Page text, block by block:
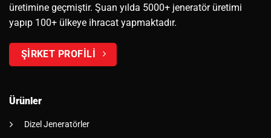
üretimine geçmiştir. Şuan yılda 5000+ jeneratör üretimi
yapıp 100+ ülkeye ihracat yapmaktadır.
ŞİRKET PROFİLİ
Ürünler
Dizel Jeneratörler